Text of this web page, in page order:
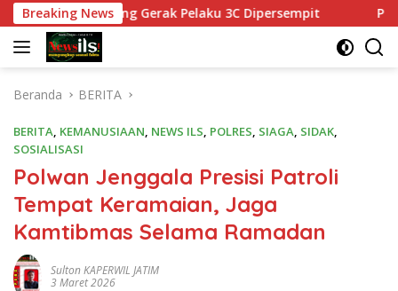
Langsung
ke
konten
Breaking News
Ruang Gerak Pelaku 3C Dipersempit Polres
Beranda BERITA
BERITA, KEMANUSIAAN, NEWS ILS, POLRES, SIAGA, SIDAK,
SOSIALISASI
Polwan Jenggala Presisi Patroli
Tempat Keramaian, Jaga
Kamtibmas Selama Ramadan
Sulton KAPERWIL JATIM
3 Maret 2026